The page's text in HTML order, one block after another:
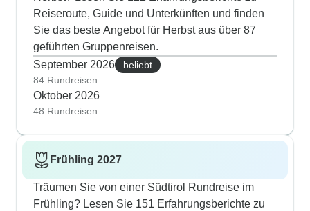
Reiseroute, Guide und Unterkünften und finden
Sie das beste Angebot für Herbst aus über 87
geführten Gruppenreisen.
September 2026
beliebt
84 Rundreisen
Oktober 2026
48 Rundreisen
Frühling 2027
Träumen Sie von einer Südtirol Rundreise im
Frühling? Lesen Sie 151 Erfahrungsberichte zu